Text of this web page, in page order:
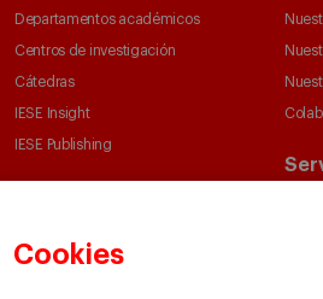
Cookies
Departamentos académicos
Centros de investigación
Cátedras
IESE Insight
IESE Publishing